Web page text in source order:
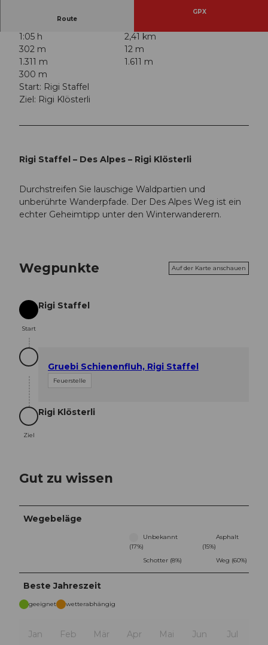
Route
GPX
1:05 h
2,41 km
302 m
12 m
1.311 m
1.611 m
300 m
Start: Rigi Staffel
Ziel: Rigi Klösterli
Rigi Staffel – Des Alpes – Rigi Klösterli
Durchstreifen Sie lauschige Waldpartien und
unberührte Wanderpfade. Der Des Alpes Weg ist ein
echter Geheimtipp unter den Winterwanderern.
Wegpunkte Auf der Karte anschauen
Start
Start
Rigi Staffel
Gruebi Schienenfluh, Rigi Staffel
Feuerstelle
Ziel
Ziel
Rigi Klösterli
Gut zu wissen
Wegebeläge
Unbekannt
(17%)
Asphalt
(15%)
Schotter (8%)
Weg (60%)
Beste Jahreszeit
geeignet wetterabhängig
Jan Feb Mär Apr Mai Jun Jul